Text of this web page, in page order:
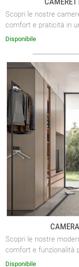
Scopri le nostre
comfort e praticità in
Disponibile
Scopri le nostre
comfort e funzionalità
Disponibile